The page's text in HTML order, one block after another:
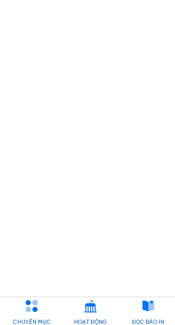
CHUYÊN MỤC HOẠT ĐỘNG ĐỌC BÁO IN